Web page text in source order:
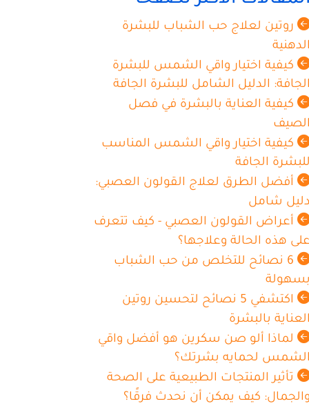
روتين لعلاج حب الشباب للبشرة
كيفية اختيار واقي الشمس للبشرة
الدليل الشامل للبشرة الجافة
كيفية العناية بالبشرة في فصل
كيفية اختيار واقي الشمس المناسب
الجافة
أفضل الطرق لعلاج القولون العصبي:
شامل
أعراض القولون العصبي - كيف تتعرف
هذه الحالة وعلاجها؟
6 نصائح للتخلص من حب الشباب
اكتشفي 5 نصائح لتحسين روتين
بالبشرة
لماذا ألو صن سكرين هو أفضل واقي
لحمايه بشرتك؟
تأثير المنتجات الطبيعية على الصحة
كيف يمكن أن نحدث فرقًا؟